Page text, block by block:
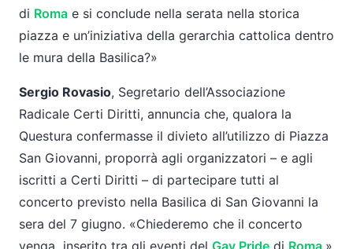
di Roma e si conclude nella serata nella storica
piazza e un’iniziativa della gerarchia cattolica dentro
le mura della Basilica?»
Sergio Rovasio, Segretario dell’Associazione
Radicale Certi Diritti, annuncia che, qualora la
Questura confermasse il divieto all’utilizzo di Piazza
San Giovanni, proporrà agli organizzatori – e agli
iscritti a Certi Diritti – di partecipare tutti al
concerto previsto nella Basilica di San Giovanni la
sera del 7 giugno. «Chiederemo che il concerto
venga inserito tra gli eventi del Gay Pride di Roma.»